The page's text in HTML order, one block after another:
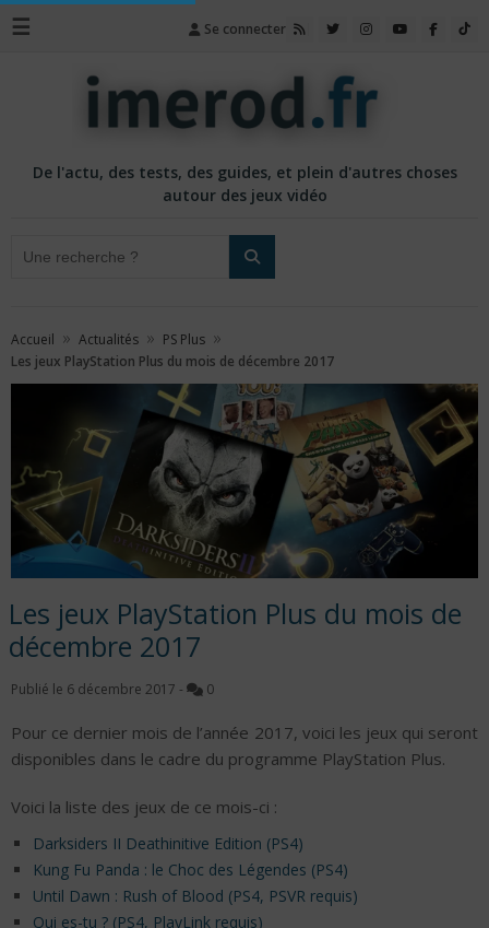
☰ Se connecter
De l'actu, des tests, des guides, et plein d'autres choses
autour des jeux vidéo
Accueil » Actualités » PS Plus »
Les jeux PlayStation Plus du mois de décembre 2017
Les jeux PlayStation Plus du mois de
décembre 2017
Publié le 6 décembre 2017 - 0
Pour ce dernier mois de l’année 2017, voici les jeux qui seront
disponibles dans le cadre du programme PlayStation Plus.
Voici la liste des jeux de ce mois-ci :
Darksiders II Deathinitive Edition (PS4)
Kung Fu Panda : le Choc des Légendes (PS4)
Until Dawn : Rush of Blood (PS4, PSVR requis)
Qui es-tu ? (PS4, PlayLink requis)